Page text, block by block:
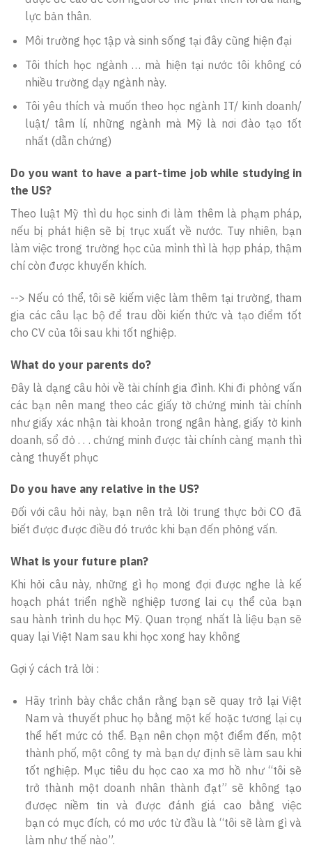
lực bản thân.
Môi trường học tập và sinh sống tại đây cũng hiện đại
Tôi thích học ngành … mà hiện tại nước tôi không có
nhiều trường dạy ngành này.
Tôi yêu thích và muốn theo học ngành IT/ kinh doanh/
luật/ tâm lí, những ngành mà Mỹ là nơi đào tạo tốt
nhất (dẫn chứng)
Do you want to have a part-time job while studying in
the US?
Theo luật Mỹ thì du học sinh đi làm thêm là phạm pháp,
nếu bị phát hiện sẽ bị trục xuất về nước. Tuy nhiên, bạn
làm việc trong trường học của mình thì là hợp pháp, thậm
chí còn được khuyến khích.
--> Nếu có thể, tôi sẽ kiếm việc làm thêm tại trường, tham
gia các câu lạc bộ để trau dồi kiến thức và tạo điểm tốt
cho CV của tôi sau khi tốt nghiệp.
What do your parents do?
Đây là dạng câu hỏi về tài chính gia đình. Khi đi phỏng vấn
các bạn nên mang theo các giấy tờ chứng minh tài chính
như giấy xác nhận tài khoản trong ngân hàng, giấy tờ kinh
doanh, sổ đỏ . . . chứng minh được tài chính càng mạnh thì
càng thuyết phục
Do you have any relative in the US?
Đối với câu hỏi này, bạn nên trả lời trung thực bởi CO đã
biết được được điều đó trước khi bạn đến phỏng vấn.
What is your future plan?
Khi hỏi câu này, những gì họ mong đợi được nghe là kế
hoạch phát triển nghề nghiệp tương lai cụ thể của bạn
sau hành trình du học Mỹ. Quan trọng nhất là liệu bạn sẽ
quay lại Việt Nam sau khi học xong hay không
Gợi ý cách trả lời :
Hãy trình bày chắc chắn rằng bạn sẽ quay trở lại Việt
Nam và thuyết phuc họ bằng một kế hoặc tương lại cụ
thể hết mức có thể. Bạn nên chọn một điểm đến, một
thành phố, một công ty mà bạn dự định sẽ làm sau khi
tốt nghiệp. Mục tiêu du học cao xa mơ hồ như “tôi sẽ
trở thành một doanh nhân thành đạt” sẽ không tạo
đươẹc niềm tin và được đánh giá cao bằng việc
bạn có mục đích, có mơ ước từ đầu là “tôi sẽ làm gì và
làm như thế nào”.